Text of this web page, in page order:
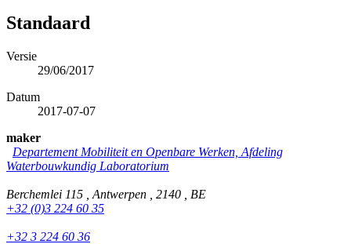
Standaard
Versie
29/06/2017
Datum
2017-07-07
maker
Departement Mobiliteit en Openbare Werken, Afdeling
Waterbouwkundig Laboratorium
Berchemlei 115 , Antwerpen , 2140 , BE
+32 (0)3 224 60 35
+32 3 224 60 36